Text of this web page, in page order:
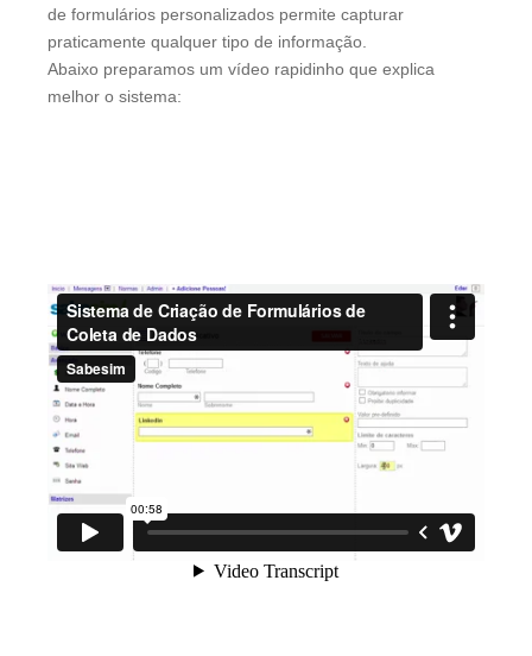
de formulários personalizados permite capturar
praticamente qualquer tipo de informação.
Abaixo preparamos um vídeo rapidinho que explica
melhor o sistema: